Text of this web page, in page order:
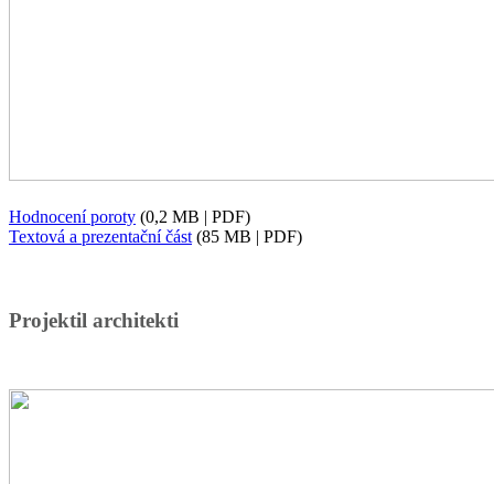
Hodnocení poroty (0,2 MB | PDF)
Textová a prezentační část (85 MB | PDF)
Projektil architekti